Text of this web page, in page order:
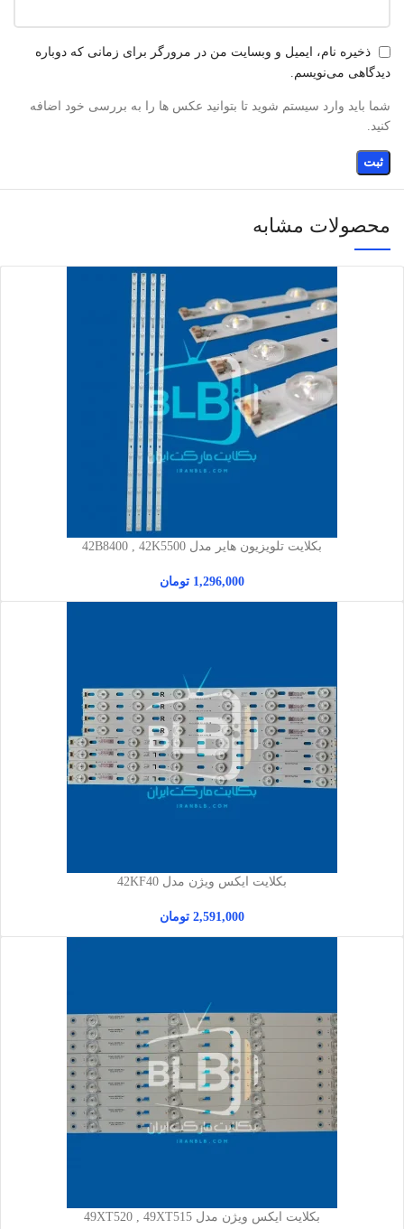
ذخیره نام، ایمیل و وبسایت من در مرورگر برای زمانی که دوباره
دیدگاهی می‌نویسم.
شما باید وارد سیستم شوید تا بتوانید عکس ها را به بررسی خود اضافه
کنید.
محصولات مشابه
بکلایت تلویزیون هایر مدل 42B8400 , 42K5500
1,296,000 تومان
بکلایت ایکس ویژن مدل 42KF40
2,591,000 تومان
بکلایت ایکس ویژن مدل 49XT520 , 49XT515